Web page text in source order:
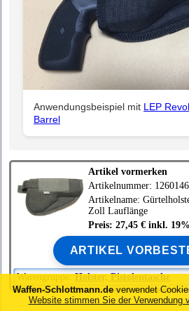
Anwendungsbeispiel mit LEP
Barrel
Artikel vormerken
Artikelnummer: 1260146
Artikelname:
Zoll Lauflänge
Preis: 27,45 € inkl.
ARTIKEL
Warengruppe:Holster, Pistolentasche
Waffen-Schlottmann.de verwendet
Website stimmen Sie der Verwendung